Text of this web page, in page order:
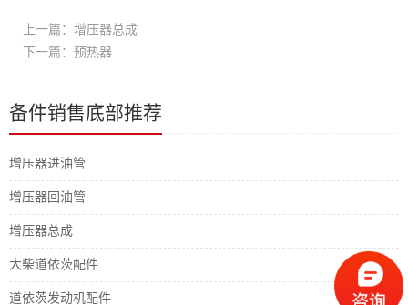
上一篇：增压器总成
下一篇：预热器
备件销售底部推荐
增压器进油管
增压器回油管
增压器总成
大柴道依茨配件
道依茨发动机配件